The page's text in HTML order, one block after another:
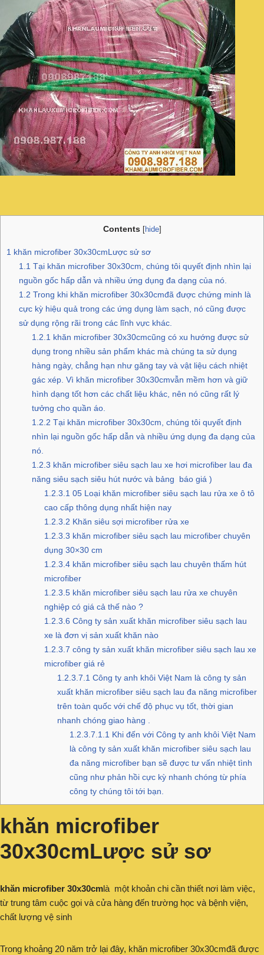
Contents [hide]
1 khăn microfiber 30x30cmLược sử sơ
1.1 Tại khăn microfiber 30x30cm, chúng tôi quyết định nhìn lại
nguồn gốc hấp dẫn và nhiều ứng dụng đa dạng của nó.
1.2 Trong khi khăn microfiber 30x30cmđã được chứng minh là
cực kỳ hiệu quả trong các ứng dụng làm sạch, nó cũng được
sử dụng rộng rãi trong các lĩnh vực khác.
1.2.1 khăn microfiber 30x30cmcũng có xu hướng được sử
dụng trong nhiều sản phẩm khác mà chúng ta sử dụng
hàng ngày, chẳng hạn như găng tay và vật liệu cách nhiệt
gác xép. Vì khăn microfiber 30x30cmvẫn mềm hơn và giữ
hình dạng tốt hơn các chất liệu khác, nên nó cũng rất lý
tưởng cho quần áo.
1.2.2 Tại khăn microfiber 30x30cm, chúng tôi quyết định
nhìn lại nguồn gốc hấp dẫn và nhiều ứng dụng đa dạng của
nó.
1.2.3 khăn microfiber siêu sạch lau xe hơi microfiber lau đa
năng siêu sạch siêu hút nước và bảng báo giá )
1.2.3.1 05 Loại khăn microfiber siêu sạch lau rửa xe ô tô
cao cấp thông dụng nhất hiện nay
1.2.3.2 Khăn siêu sợi microfiber rửa xe
1.2.3.3 khăn microfiber siêu sạch lau microfiber chuyên
dụng 30×30 cm
1.2.3.4 khăn microfiber siêu sạch lau chuyên thấm hút
microfiber
1.2.3.5 khăn microfiber siêu sạch lau rửa xe chuyên
nghiệp có giá cả thế nào ?
1.2.3.6 Công ty sản xuất khăn microfiber siêu sạch lau
xe là đơn vị sản xuất khăn nào
1.2.3.7 công ty sản xuất khăn microfiber siêu sạch lau xe
microfiber giá rẻ
1.2.3.7.1 Công ty anh khôi Việt Nam là công ty sản
xuất khăn microfiber siêu sạch lau đa năng microfiber
trên toàn quốc với chế độ phục vụ tốt, thời gian
nhanh chóng giao hàng .
1.2.3.7.1.1 Khi đến với Công ty anh khôi Việt Nam
là công ty sản xuất khăn microfiber siêu sạch lau
đa năng microfiber bạn sẽ được tư vấn nhiệt tình
cũng như phản hồi cực kỳ nhanh chóng từ phía
công ty chúng tôi tới bạn.
khăn microfiber
30x30cmLược sử sơ
khăn microfiber 30x30cmlà một khoản chi cần thiết nơi làm việc,
từ trung tâm cuộc gọi và cửa hàng đến trường học và bệnh viện,
chất lượng vệ sinh
Trong khoảng 20 năm trở lại đây, khăn microfiber 30x30cmđã được